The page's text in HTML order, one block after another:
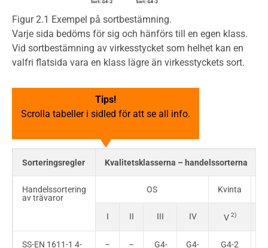
Figur 2.1 Exempel på sortbestämning.
Varje sida bedöms för sig och hänförs till en egen klass.
Vid sortbestämning av virkesstycket som helhet kan en
valfri flatsida vara en klass lägre än virkesstyckets sort.
Tips!
Scrolla tabeller i sidled för att se all info.
Sorteringsregler Kvalitetsklasserna – handelssorterna
Handelssortering
av trävaror
OS Kvinta
I II III IV V 2)
SS-EN 1611-1 4-
– –
G4-
G4-
G4-2